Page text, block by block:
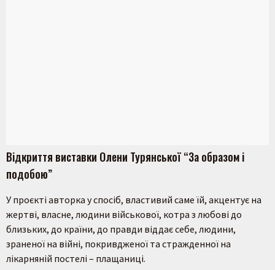
Відкриття виставки Олени Турянської “За образом і
подобою”
У проєкті авторка у спосіб, властивий саме їй, акцентує на
жертві, власне, людини військової, котра з любові до
близьких, до країни, до правди віддає себе, людини,
зраненої на війні, покривдженої та стражденної на
лікарняній постелі – плащаниці.